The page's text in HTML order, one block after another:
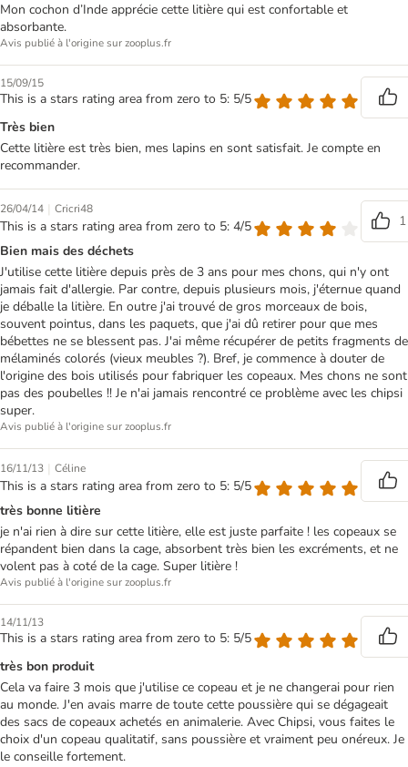
Mon cochon d’Inde apprécie cette litière qui est confortable et
absorbante.
Avis publié à l'origine sur zooplus.fr
15/09/15
This is a stars rating area from zero to 5: 5/5
Très bien
Cette litière est très bien, mes lapins en sont satisfait. Je compte en
recommander.
26/04/14 | Cricri48
This is a stars rating area from zero to 5: 4/5
1
Bien mais des déchets
J'utilise cette litière depuis près de 3 ans pour mes chons, qui n'y ont
jamais fait d'allergie. Par contre, depuis plusieurs mois, j'éternue quand
je déballe la litière. En outre j'ai trouvé de gros morceaux de bois,
souvent pointus, dans les paquets, que j'ai dû retirer pour que mes
bébettes ne se blessent pas. J'ai même récupérer de petits fragments de
mélaminés colorés (vieux meubles ?). Bref, je commence à douter de
l'origine des bois utilisés pour fabriquer les copeaux. Mes chons ne sont
pas des poubelles !! Je n'ai jamais rencontré ce problème avec les chipsi
super.
Avis publié à l'origine sur zooplus.fr
16/11/13 | Céline
This is a stars rating area from zero to 5: 5/5
très bonne litière
je n'ai rien à dire sur cette litière, elle est juste parfaite ! les copeaux se
répandent bien dans la cage, absorbent très bien les excréments, et ne
volent pas à coté de la cage. Super litière !
Avis publié à l'origine sur zooplus.fr
14/11/13
This is a stars rating area from zero to 5: 5/5
très bon produit
Cela va faire 3 mois que j'utilise ce copeau et je ne changerai pour rien
au monde. J'en avais marre de toute cette poussière qui se dégageait
des sacs de copeaux achetés en animalerie. Avec Chipsi, vous faites le
choix d'un copeau qualitatif, sans poussière et vraiment peu onéreux. Je
le conseille fortement.